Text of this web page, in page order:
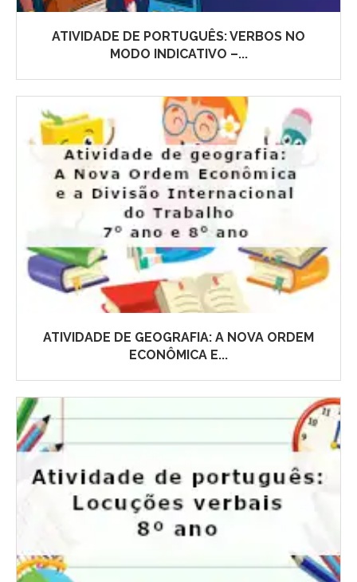
ATIVIDADE DE PORTUGUÊS: VERBOS NO
MODO INDICATIVO –...
ATIVIDADE DE GEOGRAFIA: A NOVA ORDEM
ECONÔMICA E...